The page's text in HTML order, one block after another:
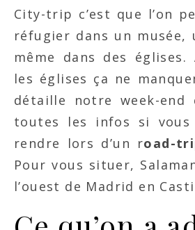
City-trip c’est que l’on
réfugier dans un musée,
même dans des églises.
les églises ça ne
détaille notre week-end
toutes les infos si vous
rendre lors d’un road-
Pour vous situer,
l’ouest de Madrid en